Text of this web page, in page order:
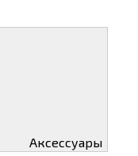
Аксессуары